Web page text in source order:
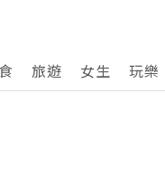
旅遊 女生 玩樂